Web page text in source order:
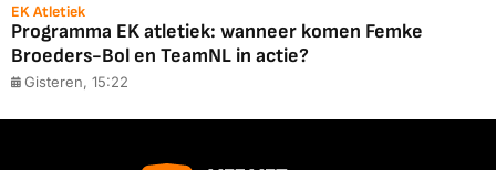
EK Atletiek
Programma EK atletiek: wanneer komen Femke
Broeders-Bol en TeamNL in actie?
Gisteren, 15:22